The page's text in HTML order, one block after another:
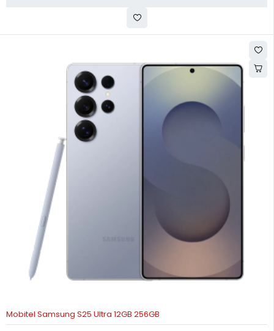
Mobitel Samsung S25 Ultra 12GB 256GB